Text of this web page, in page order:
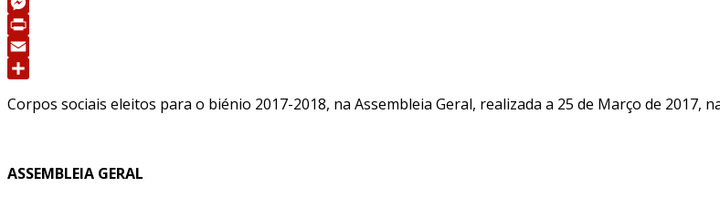
Messenger
Print
Email
Corpos sociais eleitos para o biénio 2017-2018, na Assembleia Geral, realizada a 25 de Março de 2017,
ASSEMBLEIA GERAL